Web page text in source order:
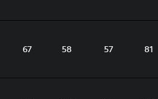
67 58 57 81